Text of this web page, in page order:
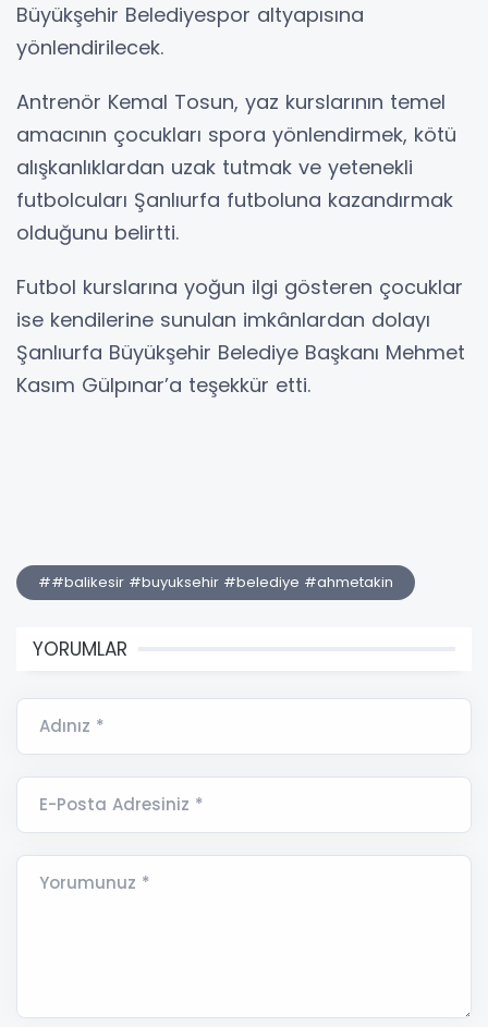
Büyükşehir Belediyespor altyapısına
yönlendirilecek.
Antrenör Kemal Tosun, yaz kurslarının temel
amacının çocukları spora yönlendirmek, kötü
alışkanlıklardan uzak tutmak ve yetenekli
futbolcuları Şanlıurfa futboluna kazandırmak
olduğunu belirtti.
Futbol kurslarına yoğun ilgi gösteren çocuklar
ise kendilerine sunulan imkânlardan dolayı
Şanlıurfa Büyükşehir Belediye Başkanı Mehmet
Kasım Gülpınar’a teşekkür etti.
##balikesir #buyuksehir #belediye #ahmetakin
YORUMLAR
Adınız *
E-Posta Adresiniz *
Yorumunuz *